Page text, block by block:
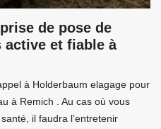
de pose de
active et fiable à
à Holderbaum elagage pour
à Remich . Au cas où vous
il faudra l’entretenir